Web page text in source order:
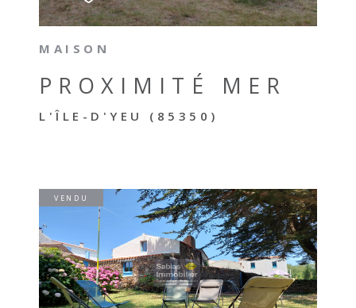
MAISON
PROXIMITÉ MER
L'ÎLE-D'YEU (85350)
VENDU
VOIR LE BIEN